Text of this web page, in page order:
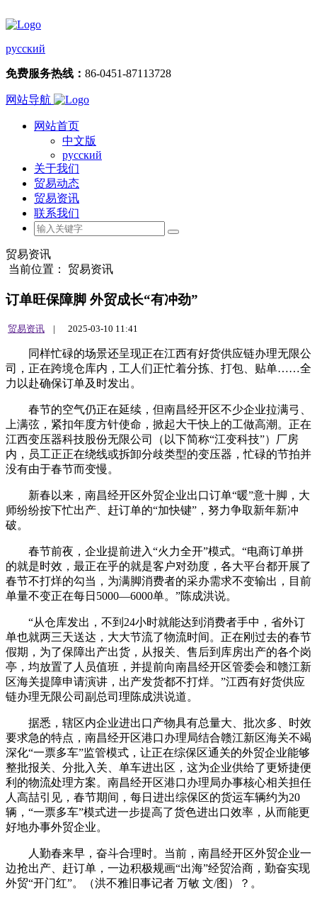
русский
免费服务热线： 86-0451-87113728
网站导航
网站首页
中文版
русский
关于我们
贸易动态
贸易资讯
联系我们
贸易资讯
当前位置： 贸易资讯
订单旺保障脚 外贸成长“有冲劲”
贸易资讯 | 2025-03-10 11:41
同样忙碌的场景还呈现正在江西有好货供应链办理无限公
司，正在跨境仓库内，工人们正忙着分拣、打包、贴单……全
力以赴确保订单及时发出。
春节的空气仍正在延续，但南昌经开区不少企业拉满弓、
上满弦，紧扣年度方针使命，掀起大干快上的工做高潮。正在
江西变压器科技股份无限公司（以下简称“江变科技”）厂房
内，员工正正在绕线或拆卸分歧类型的变压器，忙碌的节拍并
没有由于春节而变慢。
新春以来，南昌经开区外贸企业出口订单“暖”意十脚，大
师纷纷按下忙出产、赶订单的“加快键”，努力争取新年新冲
破。
春节前夜，企业提前进入“火力全开”模式。“电商订单拼
的就是时效，最正在乎的就是客户对劲度，各大平台都开展了
春节不打烊的勾当，为满脚消费者的采办需求不变输出，目前
单量不变正在每日5000—6000单。”陈成洪说。
“从仓库发出，不到24小时就能达到消费者手中，省外订
单也就两三天送达，大大节流了物流时间。正在刚过去的春节
假期，为了保障出产出货，从报关、售后到库房出产的各个岗
亭，均放置了人员值班，并提前向南昌经开区管委会和赣江新
区海关提障申请演讲，出产发货都不打烊。”江西有好货供应
链办理无限公司副总司理陈成洪说道。
据悉，辖区内企业进出口产物具有总量大、批次多、时效
要求急的特点，南昌经开区港口办理局结合赣江新区海关不竭
深化“一票多车”监管模式，让正在综保区通关的外贸企业能够
整批报关、分批入关、单车进出区，这为企业供给了更矫捷便
利的物流处理方案。南昌经开区港口办理局办事核心相关担任
人高喆引见，春节期间，每日进出综保区的货运车辆约为20
辆，“一票多车”模式进一步提高了货色进出口效率，从而能更
好地办事外贸企业。
人勤春来早，奋斗合理时。当前，南昌经开区外贸企业一
边抢出产、赶订单，一边积极规画“出海”经贸洽商，勤奋实现
外贸“开门红”。（洪不雅旧事记者 万敏 文/图）？。